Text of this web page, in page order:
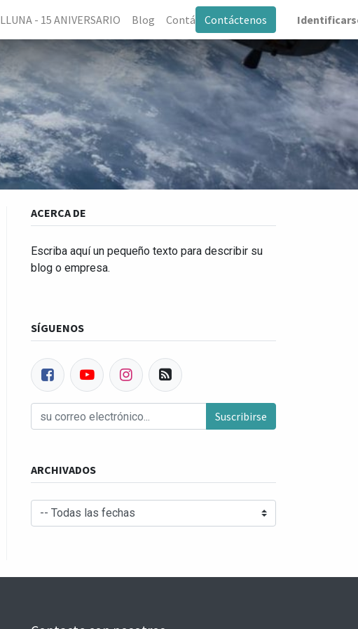
LLUNA - 15 ANIVERSARIO Blog ContáctenosContáctenos
ACERCA DE
Escriba aquí un pequeño texto para describir su
blog o empresa.
SÍGUENOS
Suscribirse
ARCHIVADOS